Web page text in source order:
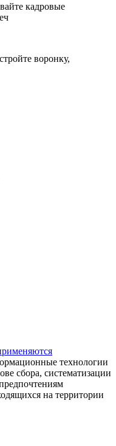
кадровые
воронку,
технологии
сбора, систематизации
на территории